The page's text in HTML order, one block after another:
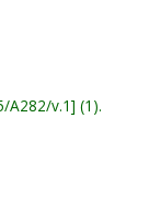
A282/v.1 (1).